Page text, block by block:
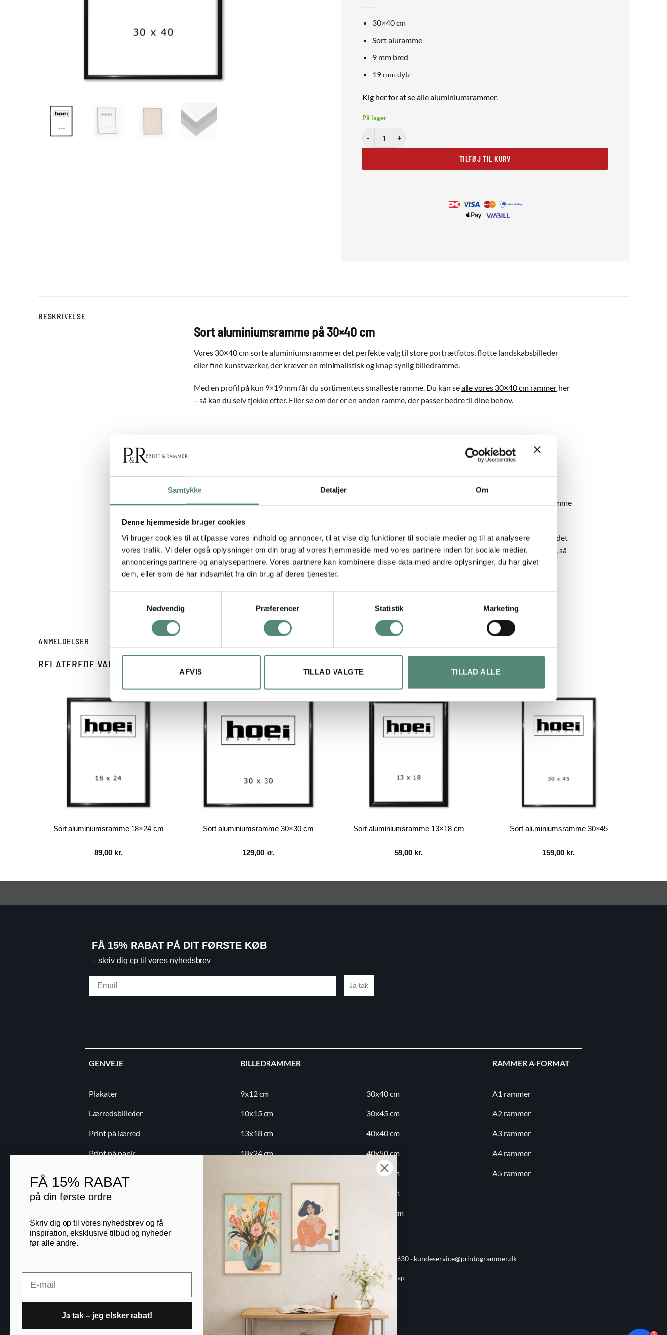
Samtykke Detaljer Om
Denne hjemmeside bruger cookies
Vi bruger cookies til at tilpasse vores indhold og annoncer, til at vise dig funktioner til sociale medier og til at analysere
vores trafik. Vi deler også oplysninger om din brug af vores hjemmeside med vores partnere inden for sociale medier,
annonceringspartnere og analysepartnere. Vores partnere kan kombinere disse data med andre oplysninger, du har givet
dem, eller som de har indsamlet fra din brug af deres tjenester.
Nødvendig
Præferencer Statistik Marketing
AFVIS TILLAD VALGTE TILLAD ALLE
30×40 cm
Sort aluramme
9 mm bred
19 mm dyb
Kig her for at se alle aluminiumsrammer.
På lager
Sort aluminiumsramme 30x40 antal
TILFØJ TIL KURV
BESKRIVELSE
Sort aluminiumsramme på 30×40 cm
Vores 30×40 cm sorte aluminiumsramme er det perfekte valg til store portrætfotos, flotte landskabsbilleder
eller fine kunstværker, der kræver en minimalistisk og knap synlig billedramme.
Med en profil på kun 9×19 mm får du sortimentets smalleste ramme. Du kan sealle vores 30×40 cm rammer her
– så kan du selv tjekke efter. Eller se om der er en anden ramme, der passer bedre til dine behov.
Som med alle vores andre ramme kan du hænge vores sorte 30×40 cm aluramme både vandret og lodret.
Ophængningsbeslagene er lette at anvende, og det samme gælder åbne/luk-funktionen, hvis du selv skal ramme
Skal du hænge flere ramme ved siden af hinanden, kan du overveje at bruge højdejusterbare klæbesøm – så det
er nemt at få alle rammer til at hænge lige. Ønsker du samtidig at få indrammet dine egne personlige billeder, så
husk, at du kanprinte dine billederhurtigt og let hos Print & Rammer.
ANMELDELSER
RELATEREDE VARER
Sort aluminiumsramme 18×24 cm
89,00 kr.
Sort aluminiumsramme 30×30 cm
129,00 kr.
Sort aluminiumsramme 13×18 cm
59,00 kr.
Sort aluminiumsramme 30×45
159,00 kr.
FÅ 15% RABAT PÅ DIT FØRSTE KØB
– skriv dig op til vores nyhedsbrev
Ja tak
GENVEJE
Plakater
Lærredsbilleder
Print på lærred
Print på papir
Blog
BILLEDRAMMER
9x12 cm
10x15 cm
13x18 cm
18x24 cm
20x30 cm
30x30 cm
30x40 cm
30x45 cm
40x40 cm
40x50 cm
50x70 cm
60x80 cm
70x100 cm
RAMMER A-FORMAT
A1 rammer
A2 rammer
A3 rammer
A4 rammer
A5 rammer
Printogrammer.dk · Navervej 21 · 8382 Hinnerup · CVR 40736166 · (+45) 8844 1630 · kundeservice@printogrammer.dk
Handelsbetingelser Privatlivspolitik·Sitemap
© 2026 Printogrammer.dk
FÅ 15% RABAT
på din første ordre
Skriv dig op til vores nyhedsbrev og få
inspiration, eksklusive tilbud og nyheder
før alle andre.
Ja tak – jeg elsker rabat!